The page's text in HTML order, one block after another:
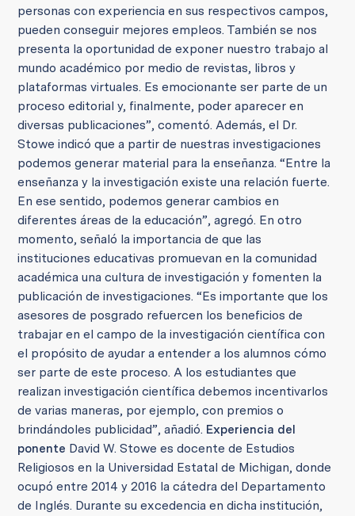
personas con experiencia en sus respectivos campos,
pueden conseguir mejores empleos. También se nos
presenta la oportunidad de exponer nuestro trabajo al
mundo académico por medio de revistas, libros y
plataformas virtuales. Es emocionante ser parte de un
proceso editorial y, finalmente, poder aparecer en
diversas publicaciones”, comentó. Además, el Dr.
Stowe indicó que a partir de nuestras investigaciones
podemos generar material para la enseñanza. “Entre la
enseñanza y la investigación existe una relación fuerte.
En ese sentido, podemos generar cambios en
diferentes áreas de la educación”, agregó. En otro
momento, señaló la importancia de que las
instituciones educativas promuevan en la comunidad
académica una cultura de investigación y fomenten la
publicación de investigaciones. “Es importante que los
asesores de posgrado refuercen los beneficios de
trabajar en el campo de la investigación científica con
el propósito de ayudar a entender a los alumnos cómo
ser parte de este proceso. A los estudiantes que
realizan investigación científica debemos incentivarlos
de varias maneras, por ejemplo, con premios o
brindándoles publicidad”, añadió. Experiencia del
ponente David W. Stowe es docente de Estudios
Religiosos en la Universidad Estatal de Michigan, donde
ocupó entre 2014 y 2016 la cátedra del Departamento
de Inglés. Durante su excedencia en dicha institución,